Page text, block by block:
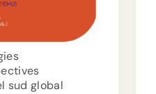
sud global